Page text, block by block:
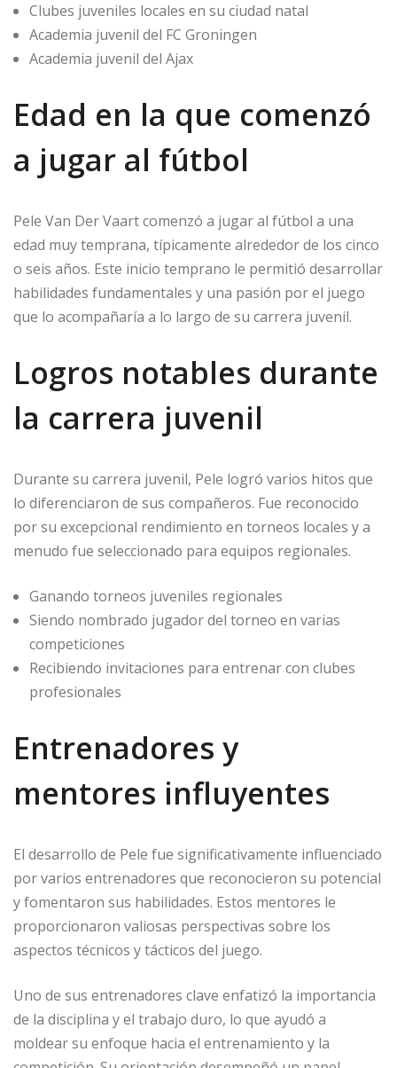
Clubes juveniles locales en su ciudad natal
Academia juvenil del FC Groningen
Academia juvenil del Ajax
Edad en la que comenzó
a jugar al fútbol
Pele Van Der Vaart comenzó a jugar al fútbol a una
edad muy temprana, típicamente alrededor de los cinco
o seis años. Este inicio temprano le permitió desarrollar
habilidades fundamentales y una pasión por el juego
que lo acompañaría a lo largo de su carrera juvenil.
Logros notables durante
la carrera juvenil
Durante su carrera juvenil, Pele logró varios hitos que
lo diferenciaron de sus compañeros. Fue reconocido
por su excepcional rendimiento en torneos locales y a
menudo fue seleccionado para equipos regionales.
Ganando torneos juveniles regionales
Siendo nombrado jugador del torneo en varias
competiciones
Recibiendo invitaciones para entrenar con clubes
profesionales
Entrenadores y
mentores influyentes
El desarrollo de Pele fue significativamente influenciado
por varios entrenadores que reconocieron su potencial
y fomentaron sus habilidades. Estos mentores le
proporcionaron valiosas perspectivas sobre los
aspectos técnicos y tácticos del juego.
Uno de sus entrenadores clave enfatizó la importancia
de la disciplina y el trabajo duro, lo que ayudó a
moldear su enfoque hacia el entrenamiento y la